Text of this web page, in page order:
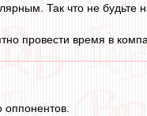
Так что не будьте
провести время в
оппонентов.